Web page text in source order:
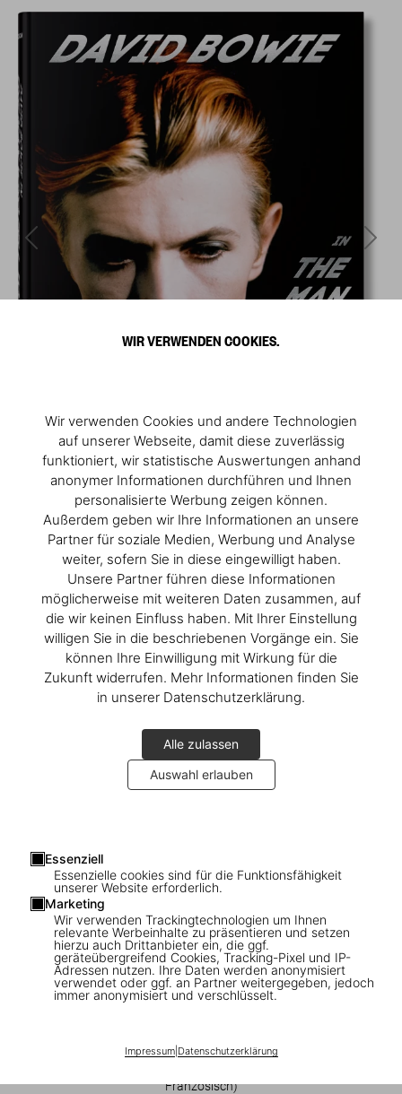
WIR VERWENDEN COOKIES.
Wir verwenden Cookies und andere Technologien
auf unserer Webseite, damit diese zuverlässig
funktioniert, wir statistische Auswertungen anhand
anonymer Informationen durchführen und Ihnen
personalisierte Werbung zeigen können.
Außerdem geben wir Ihre Informationen an unsere
Partner für soziale Medien, Werbung und Analyse
weiter, sofern Sie in diese eingewilligt haben.
Unsere Partner führen diese Informationen
möglicherweise mit weiteren Daten zusammen, auf
die wir keinen Einfluss haben. Mit Ihrer Einstellung
willigen Sie in die beschriebenen Vorgänge ein. Sie
können Ihre Einwilligung mit Wirkung für die
Zukunft widerrufen. Mehr Informationen finden Sie
in unserer Datenschutzerklärung.
Alle zulassen
Auswahl erlauben
Essenziell
Essenzielle cookies sind für die Funktionsfähigkeit
unserer Website erforderlich.
Marketing
Wir verwenden Trackingtechnologien um Ihnen
relevante Werbeinhalte zu präsentieren und setzen
hierzu auch Drittanbieter ein, die ggf.
geräteübergreifend Cookies, Tracking-Pixel und IP-
Adressen nutzen. Ihre Daten werden anonymisiert
verwendet oder ggf. an Partner weitergegeben, jedoch
immer anonymisiert und verschlüsselt.
Impressum| Datenschutzerklärung
1/9
David Bowie. The Man Who Fell to Earth.
40th Ed.
US$ 30
Französisch)